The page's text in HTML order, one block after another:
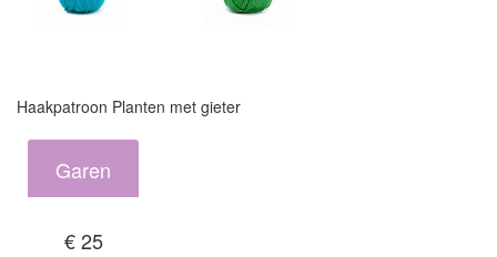
Haakpatroon Planten met gieter
Garen
€ 25